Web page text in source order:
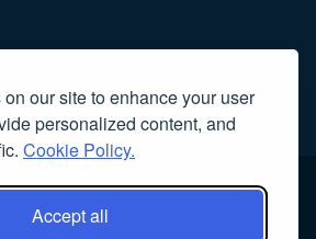
our site to enhance your user
personalized content, and
Cookie Policy.
Accept all